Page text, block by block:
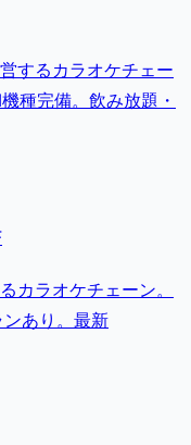
するカラオケチェー
種完備。飲み放題・
カラオケチェーン。
あり。最新